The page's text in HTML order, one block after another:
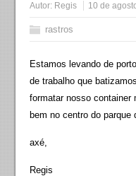
Autor: Regis 10 de
rastros
Estamos levando de
de trabalho que
formatar nosso
bem no centro do parque
axé,
Regis